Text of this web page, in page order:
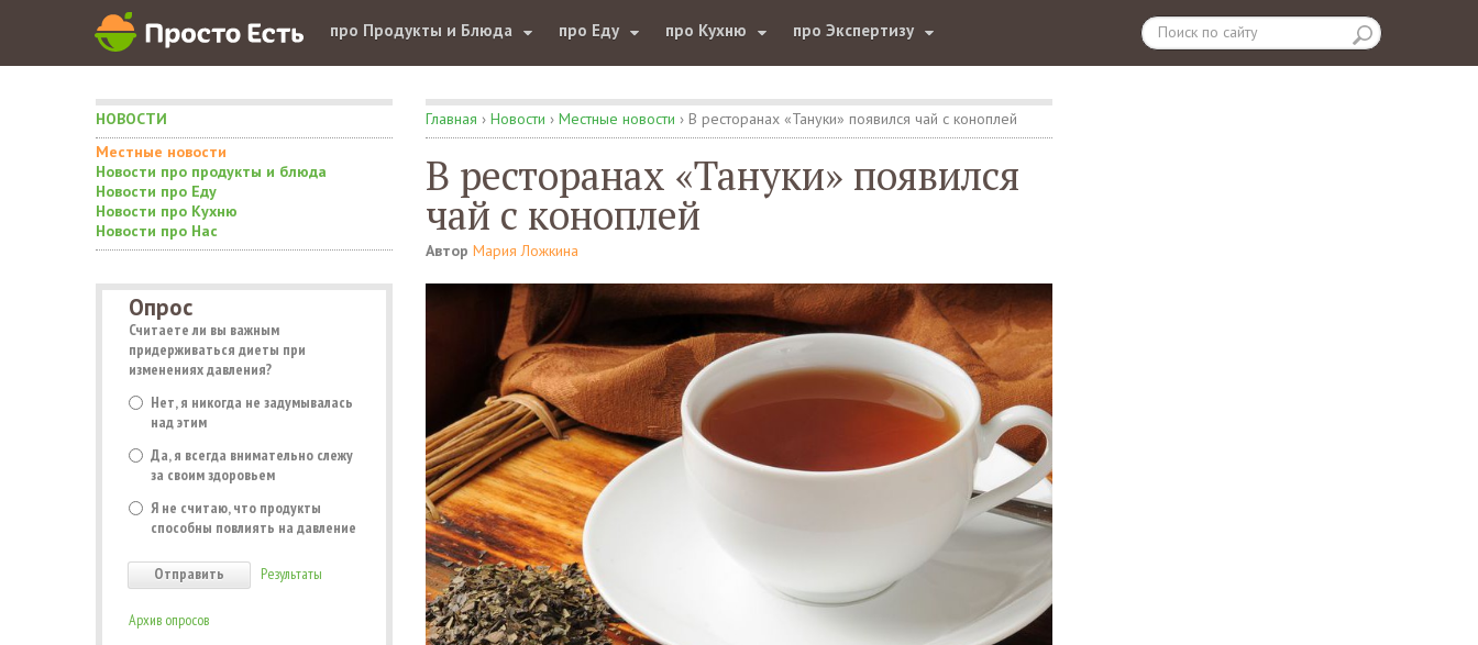
про Продукты и Блюда про Еду про Кухню про Экспертизу
НОВОСТИ
Местные новости
Новости про продукты и блюда
Новости про Еду
Новости про Кухню
Новости про Нас
Опрос
Считаете ли вы важным
придерживаться диеты при
изменениях давления?
Нет, я никогда не задумывалась
над этим
Да, я всегда внимательно слежу
за своим здоровьем
Я не считаю, что продукты
способны повлиять на давление
Результаты
Архив опросов
Главная › Новости › Местные новости › В ресторанах «Тануки» появился чай с коноплей
В ресторанах «Тануки» появился
чай с коноплей
Автор Мария Ложкина